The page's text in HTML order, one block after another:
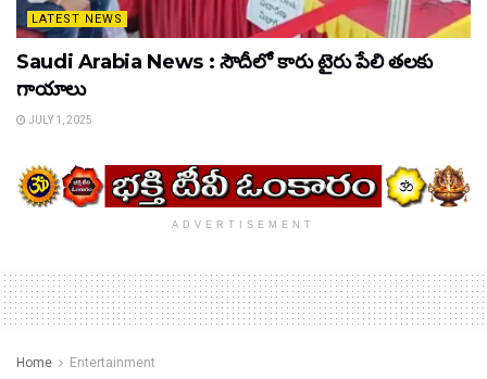
LATEST NEWS
Saudi Arabia News : సౌదీలో కారు టైరు పేలి తలకు
గాయాలు
JULY 1, 2025
ADVERTISEMENT
Home Entertainment